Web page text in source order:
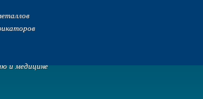
и медицине